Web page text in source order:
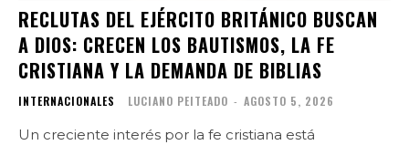
RECLUTAS DEL EJÉRCITO BRITÁNICO BUSCAN
A DIOS: CRECEN LOS BAUTISMOS, LA FE
CRISTIANA Y LA DEMANDA DE BIBLIAS
INTERNACIONALES LUCIANO PEITEADO - AGOSTO 5, 2026
Un creciente interés por la fe cristiana está